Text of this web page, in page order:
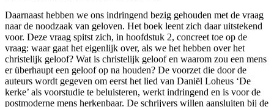
Daarnaast hebben we ons indringend bezig gehouden met de vraag
naar de noodzaak van geloven. Het boek leent zich daar uitstekend
voor. Deze vraag spitst zich, in hoofdstuk 2, concreet toe op de
vraag: waar gaat het eigenlijk over, als we het hebben over het
christelijk geloof? Wat is christelijk geloof en waarom zou een mens
er überhaupt een geloof op na houden? De voorzet die door de
auteurs wordt gegeven om eerst het lied van Daniël Loheus ‘De
kerke’ als voorstudie te beluisteren, werkt indringend en is voor de
postmoderne mens herkenbaar. De schrijvers willen aansluiten bij de